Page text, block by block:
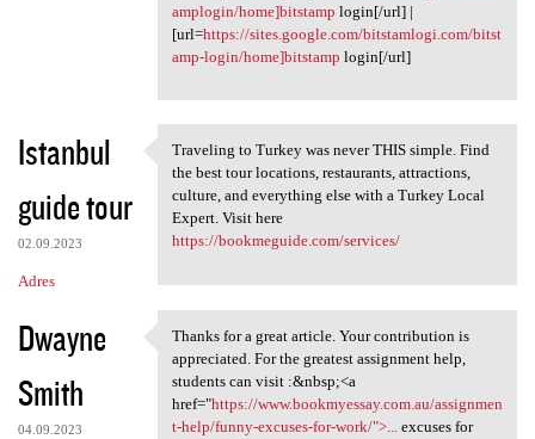
amplogin/home]bitstamp login[/url] |
[url=https://sites.google.com/bitstamlogi.com/bitst
amp-login/home]bitstamp login[/url]
Istanbul
guide tour
02.09.2023
Adres
Traveling to Turkey was never
Traveling to Turkey was never THIS simple. Find
the best tour locations, restaurants, attractions,
culture, and everything else with a Turkey Local
Expert. Visit here
https://bookmeguide.com/services/
Dwayne
Smith
04.09.2023
Thanks for a great article.
Thanks for a great article. Your contribution is
appreciated. For the greatest assignment help,
students can visit :&nbsp;<a
href="https://www.bookmyessay.com.au/assignmen
t-help/funny-excuses-for-work/">...excuses for